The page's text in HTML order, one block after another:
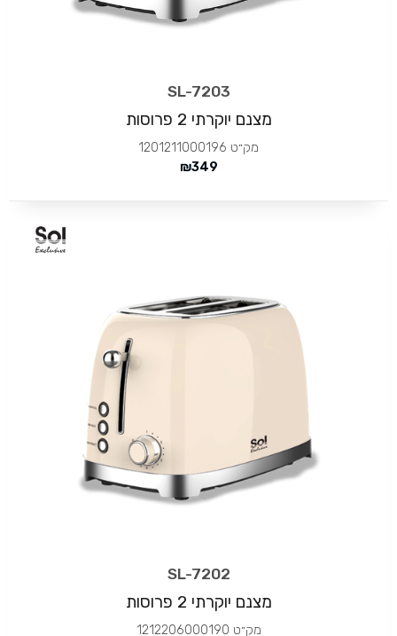
SL-7203
מצנם יוקרתי 2 פרוסות
מק״ט 1201211000196
349
₪
SL-7202
מצנם יוקרתי 2 פרוסות
מק״ט 1212206000190